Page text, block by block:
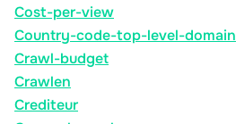
Cost-per-view
Country-code-top-level-domain
Crawl-budget
Crawlen
Crediteur